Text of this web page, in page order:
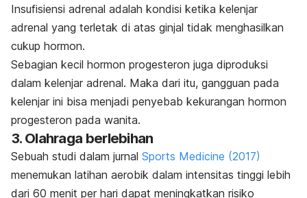
Insufisiensi adrenal adalah kondisi ketika kelenjar
adrenal yang terletak di atas ginjal tidak menghasilkan
cukup hormon.
Sebagian kecil hormon progesteron juga diproduksi
dalam kelenjar adrenal. Maka dari itu, gangguan pada
kelenjar ini bisa menjadi penyebab kekurangan hormon
progesteron pada wanita.
3. Olahraga berlebihan
Sebuah studi dalam jurnal Sports Medicine (2017)
menemukan latihan aerobik dalam intensitas tinggi lebih
dari 60 menit per hari dapat meningkatkan risiko